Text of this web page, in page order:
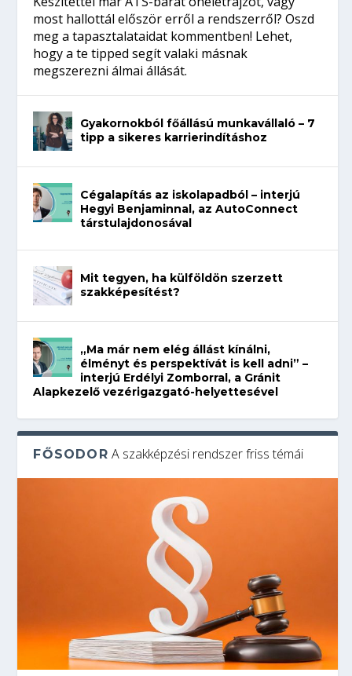
most hallottál először erről a rendszerről? Oszd
meg a tapasztalataidat kommentben! Lehet,
hogy a te tipped segít valaki másnak
megszerezni álmai állását.
Gyakornokból főállású munkavállaló – 7
tipp a sikeres karrierindításhoz
Cégalapítás az iskolapadból – interjú
Hegyi Benjaminnal, az AutoConnect
társtulajdonosával
Mit tegyen, ha külföldön szerzett
szakképesítést?
„Ma már nem elég állást kínálni,
élményt és perspektívát is kell adni” –
interjú Erdélyi Zomborral, a Gránit
Alapkezelő vezérigazgató-helyettesével
FŐSODOR A szakképzési rendszer friss témái